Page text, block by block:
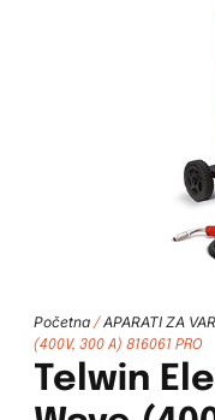
Početna/ APARATI ZA
(400V, 300 A) 816061 PRO
Telwin